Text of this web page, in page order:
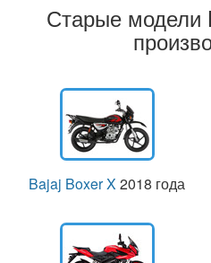
Старые модели
Bajaj Boxer X 2018 года